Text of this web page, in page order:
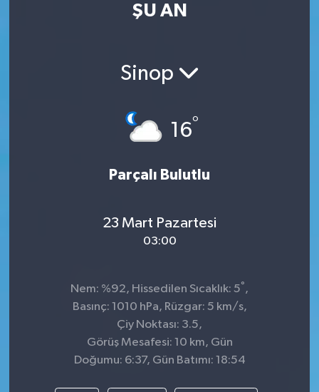
ŞU AN
Sinop
16°
Parçalı Bulutlu
23 Mart Pazartesi
03:00
Nem: %92, Hissedilen Sıcaklık: 5°,
Basınç: 1010 hPa, Rüzgar: 5 km/s,
Çiy Noktası: 3.5,
Görüş Mesafesi: 10 km, Gün
Doğumu: 6:37, Gün Batımı: 18:54